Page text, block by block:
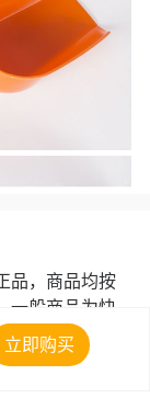
品，商品均按
一般商品为快
立即购买